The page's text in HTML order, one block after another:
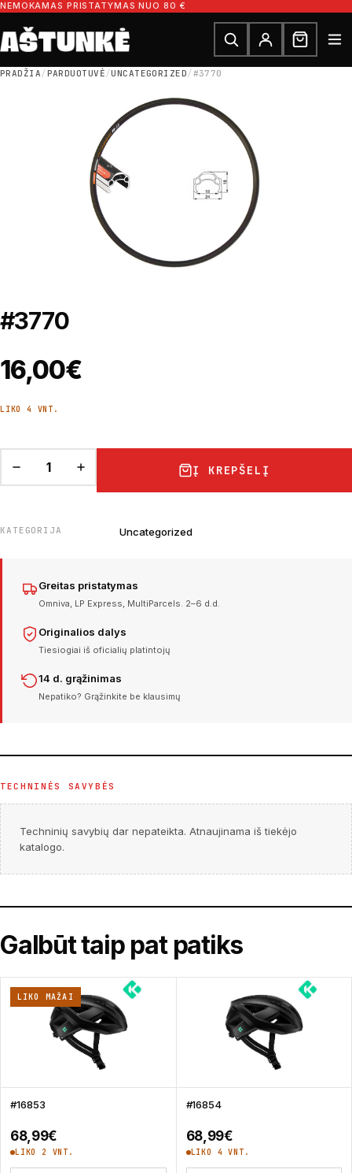
Pereiti prie turinio
NEMOKAMAS PRISTATYMAS NUO 80 €
Ieškoti dalių
Ieškoti
PRADŽIA/PARDUOTUVĖ/UNCATEGORIZED/#3770
#3770
16,00€
LIKO 4 VNT.
Į KREPŠELĮ
KATEGORIJA Uncategorized
Greitas pristatymas
Omniva, LP Express, MultiParcels. 2–6 d.d.
Originalios dalys
Tiesiogiai iš oficialių platintojų
14 d. grąžinimas
Nepatiko? Grąžinkite be klausimų
TECHNINĖS SAVYBĖS
Techninių savybių dar nepateikta. Atnaujinama iš tiekėjo
katalogo.
Galbūt taip pat patiks
LIKO MAŽAI
#16853
68,99€
LIKO 2 VNT.
#16854
68,99€
LIKO 4 VNT.